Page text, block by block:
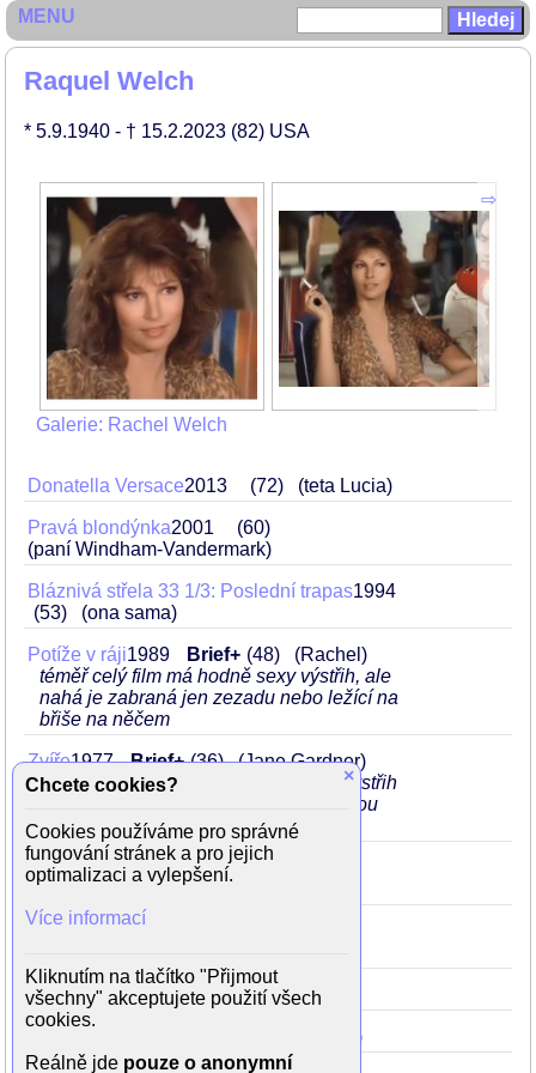
Raquel Welch
* 5.9.1940 - † 15.2.2023 (82) USA
Galerie: Rachel Welch
Donatella Versace2013 72 (teta Lucia)
Pravá blondýnka2001
60
(paní Windham-Vandermark)
Bláznivá střela 33 1/3: Poslední trapas1994
53
(ona sama)
Potíže v ráji1989 Brief+ 48
(Rachel)
téměř celý film má hodně sexy výstřih, ale
nahá je zabraná jen zezadu nebo ležící na
břiše na něčem
Zvíře1977 Brief+ 36
(Jane Gardner)
hned na začátku má hezký hluboký výstřih
bez podprsenky, ke konci má průsvitnou
košili, pod níž nic nemá
Tři mušketýři 2 1974
33
(Constance de Bonacieux)
Tři mušketýři1973
100 pušek1969 28 (Sarita)
(Kit Forrest)
MENU
×
Chcete cookies?
Cookies používáme pro správné
fungování stránek a pro jejich
optimalizaci a vylepšení.
Více informací
Kliknutím na tlačítko "Přijmout
všechny" akceptujete použití všech
cookies.
Reálně jde pouze o anonymní